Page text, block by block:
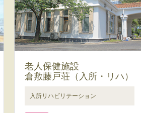
老人保健施設
倉敷藤戸荘（入所・リハ）
入所リハビリテーション